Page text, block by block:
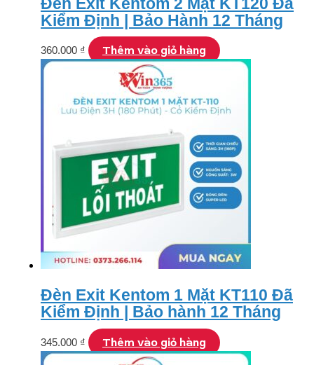
Đèn Exit Kentom 2 Mặt KT120 Đã
Kiểm Định | Bảo Hành 12 Tháng
360.000 ₫ Thêm vào giỏ hàng
Đèn Exit Kentom 1 Mặt KT110 Đã
Kiểm Định | Bảo hành 12 Tháng
345.000 ₫ Thêm vào giỏ hàng